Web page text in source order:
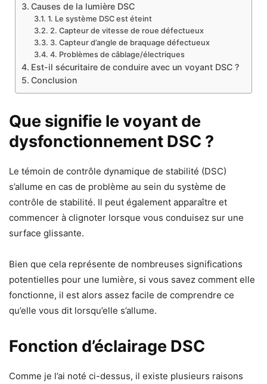
Causes de la lumière DSC
1. Le système DSC est éteint
2. Capteur de vitesse de roue défectueux
3. Capteur d’angle de braquage défectueux
4. Problèmes de câblage/électriques
Est-il sécuritaire de conduire avec un voyant DSC ?
Conclusion
Que signifie le voyant de
dysfonctionnement DSC ?
Le témoin de contrôle dynamique de stabilité (DSC)
s’allume en cas de problème au sein du système de
contrôle de stabilité. Il peut également apparaître et
commencer à clignoter lorsque vous conduisez sur une
surface glissante.
Bien que cela représente de nombreuses significations
potentielles pour une lumière, si vous savez comment elle
fonctionne, il est alors assez facile de comprendre ce
qu’elle vous dit lorsqu’elle s’allume.
Fonction d’éclairage DSC
Comme je l’ai noté ci-dessus, il existe plusieurs raisons